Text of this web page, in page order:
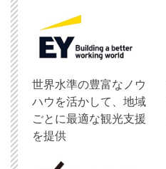
世界水準の豊富なノウ
ハウを活かして、地域
ごとに最適な観光支援
を提供